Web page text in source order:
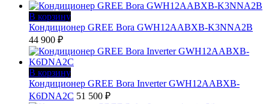
В корзину
Кондиционер GREE Bora GWH12AABXB-K3NNA2B
44 900 ₽
В корзину
Кондиционер GREE Bora Inverter GWH12AABXB-
K6DNA2C 51 500 ₽